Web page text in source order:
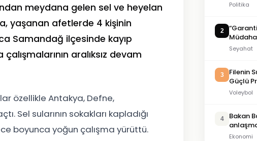
meydana gelen sel ve heyelan
yaşanan afetlerde 4 kişinin
Samandağ ilçesinde kayıp
aralıksız devam
özellikle Antakya, Defne,
Sel sularının sokakları kapladığı
boyunca yoğun çalışma yürüttü.
Politika
2
Kararı
Seyahat
3
Filenin
Güçlü
Voleybol
4
Bakan
Ekonomi